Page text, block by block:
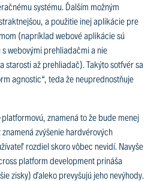
systému. Ďalším možným
a použitie inej aplikácie pre
(napríklad webové aplikácie sú
webovými prehliadačmi a nie
starosti až prehliadač). Takýto sotfvér sa
agnostic“, teda že neuprednostňuje
znamená to že bude menej
zvýšenie hardvérových
rozdiel skoro vôbec nevidí. Navyše
platform development prináša
zisky) ďaleko prevyšujú jeho nevýhody.